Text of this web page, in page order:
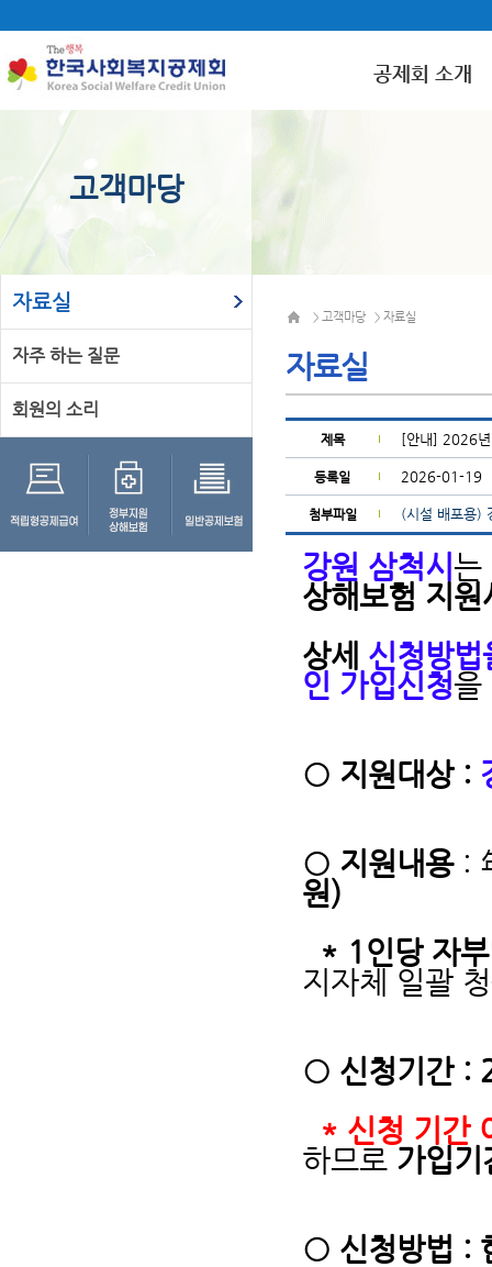
공제회 소개
고객마당
자료실
자주 하는 질문
회원의 소리
> 고객마당 > 자료실
자료실
제목 [안내] 2026년
등록일 2026-01-19
첨부파일 (시설 배포용)
강원 삼척시 는
상해보험 지
상세 신청방
인 가입신청을
○ 지원대상 :
○ 지원내용:
원)
* 1인당 자
지자체 일괄
○ 신청기간 :
* 신청 기간
하므로 가입기
○ 신청방법 :